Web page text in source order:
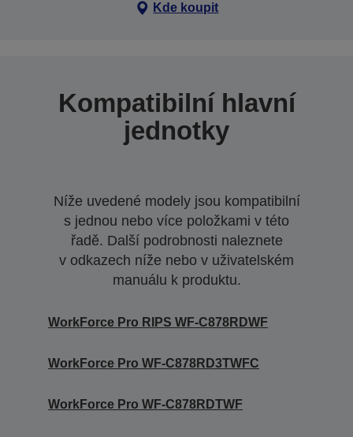
Kde koupit
Kompatibilní hlavní
jednotky
Níže uvedené modely jsou kompatibilní
s jednou nebo více položkami v této
řadě. Další podrobnosti naleznete
v odkazech níže nebo v uživatelském
manuálu k produktu.
WorkForce Pro RIPS WF-C878RDWF
WorkForce Pro WF-C878RD3TWFC
WorkForce Pro WF-C878RDTWF